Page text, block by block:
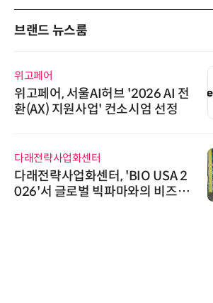
브랜드 뉴스룸
위고페어
위고페어, 서울AI허브 '2026 AI 전
환(AX) 지원사업' 컨소시엄 선정
다래전략사업화센터
다래전략사업화센터, 'BIO USA 2
026'서 글로벌 빅파마와의 비즈니